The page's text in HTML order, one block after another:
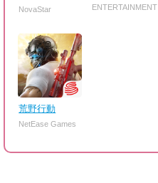
NovaStar
ENTERTAINMENT
荒野行動
NetEase Games